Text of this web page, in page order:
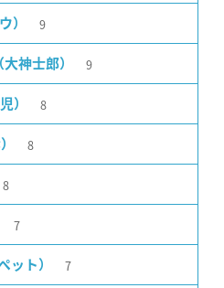
） 9
神士郎） 9
） 8
8
8
7
ット） 7